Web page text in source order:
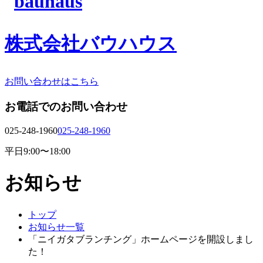
株式会社バウハウス
お問い合わせはこちら
お電話でのお問い合わせ
025-248-1960025-248-1960
平日9:00〜18:00
お知らせ
トップ
お知らせ一覧
「ニイガタブランチング」ホームページを開設しまし
た！